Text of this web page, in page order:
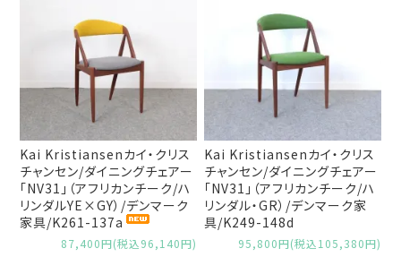
Kai Kristiansenカイ・クリス
チャンセン/ダイニングチェアー
「NV31」（アフリカンチーク/ハ
リンダルYE×GY）/デンマーク
家具/K261-137a
87,400円(税込96,140円)
Kai Kristiansenカイ・クリス
チャンセン/ダイニングチェアー
「NV31」（アフリカンチーク/ハ
リンダル・GR）/デンマーク家
具/K249-148d
95,800円(税込105,380円)